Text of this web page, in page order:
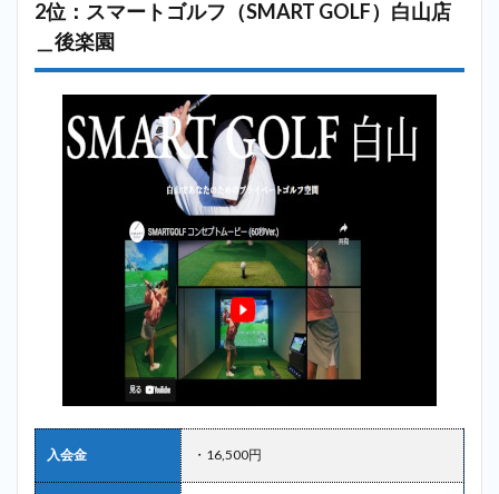
2位：スマートゴルフ（SMART GOLF）白山店
＿後楽園
入会金 ・16,500円